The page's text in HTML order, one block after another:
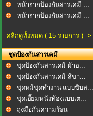
หน้ากากป้องกันสารเคมี ...
หน้ากากป้องกันสารเคมี ...
คลิกดูทั้งหมด ( 15 รายการ ) ->
ชุดป้องกันสารเคมี
ชุดป้องกันสารเคมี ผ้าอ...
ชุดป้องกันสารเคมี สีขา...
ชุดหมีชุดทำงาน แบบซิบส...
ชุดเอี๊ยมหนังท้องแบบเต...
ถุงมือกันความร้อน